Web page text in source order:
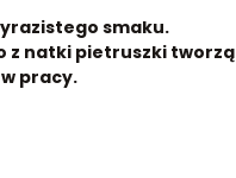
smaku.
z natki pietruszki tworzą
pracy.